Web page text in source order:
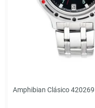
Amphibian Clásico 420269